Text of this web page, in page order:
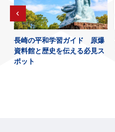
長崎の平和学習ガイド 原爆
資料館と歴史を伝える必見ス
ポット